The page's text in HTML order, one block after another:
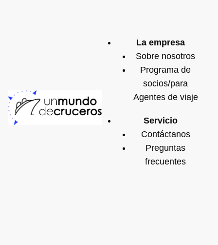
La empresa
Sobre nosotros
Programa de
socios/para
Agentes de viaje
Servicio
Contáctanos
Preguntas
frecuentes